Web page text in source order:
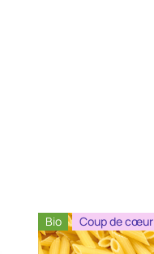
Bio Coup de cœur